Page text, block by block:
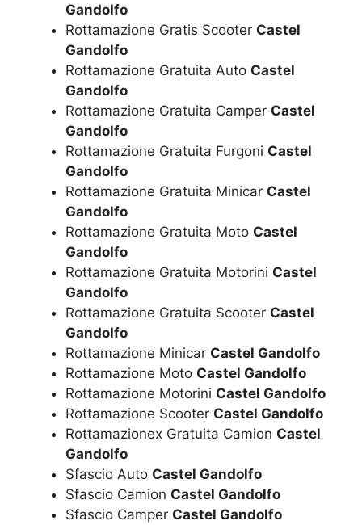
Gandolfo
Rottamazione Gratis Scooter Castel
Gandolfo
Rottamazione Gratuita Auto Castel
Gandolfo
Rottamazione Gratuita Camper Castel
Gandolfo
Rottamazione Gratuita Furgoni Castel
Gandolfo
Rottamazione Gratuita Minicar Castel
Gandolfo
Rottamazione Gratuita Moto Castel
Gandolfo
Rottamazione Gratuita Motorini Castel
Gandolfo
Rottamazione Gratuita Scooter Castel
Gandolfo
Rottamazione Minicar Castel Gandolfo
Rottamazione Moto Castel Gandolfo
Rottamazione Motorini Castel Gandolfo
Rottamazione Scooter Castel Gandolfo
Rottamazionex Gratuita Camion Castel
Gandolfo
Sfascio Auto Castel Gandolfo
Sfascio Camion Castel Gandolfo
Sfascio Camper Castel Gandolfo